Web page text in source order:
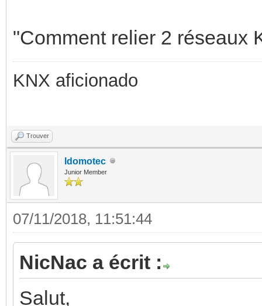
"Comment relier 2 réseaux
KNX aficionado
Trouver
Idomotec
Junior Member
07/11/2018, 11:51:44
NicNac a écrit :
Salut,